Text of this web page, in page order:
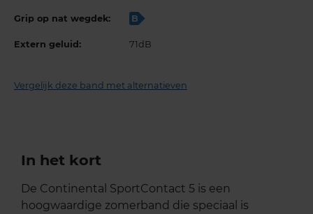
Grip op nat wegdek: B
Extern geluid: 71dB
Vergelijk deze band met alternatieven
In het kort
De Continental SportContact 5 is een
hoogwaardige zomerband die speciaal is